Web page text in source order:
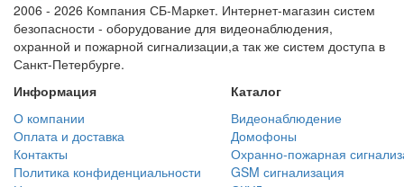
2006 - 2026 Компания СБ-Маркет. Интернет-магазин систем
безопасности - оборудование для видеонаблюдения,
охранной и пожарной сигнализации,а так же систем доступа в
Санкт-Петербурге.
Информация
Каталог
О компании
Видеонаблюдение
Оплата и доставка
Домофоны
Контакты
Охранно-пожарная
Политика конфиденциальности
GSM сигнализация